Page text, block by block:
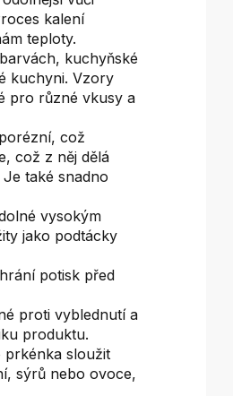
kalení
teploty.
kuchyňské
kuchyni. Vzory
pro různé vkusy a
což
což z něj dělá
také snadno
vysokým
jako podtácky
potisk před
proti vyblednutí a
produktu.
sloužit
sýrů nebo ovoce,